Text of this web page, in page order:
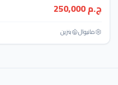
ج.م 250,000
مانيوال بنزين